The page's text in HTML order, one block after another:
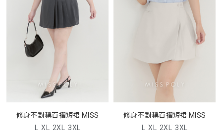
修身不對稱百褶短裙 MISS
L XL 2XL 3XL
修身不對稱百褶短裙 MISS
L XL 2XL 3XL